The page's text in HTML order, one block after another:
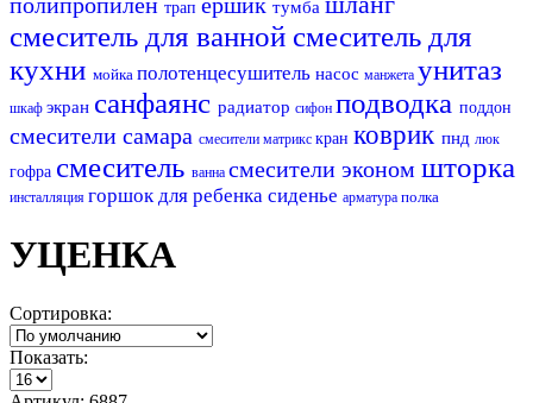
трап тумба
смеситель для ванной смеситель для
кухни мойка полотенцесушитель насос манжета унитаз
шкаф экран санфаянс радиатор сифон подводка поддон
смесители самара смесители матрикс кран коврик пнд люк
гофра смеситель ванна смесители эконом шторка
инсталляция горшок для ребенка сиденье арматура полка
УЦЕНКА
Сортировка:
Показать: